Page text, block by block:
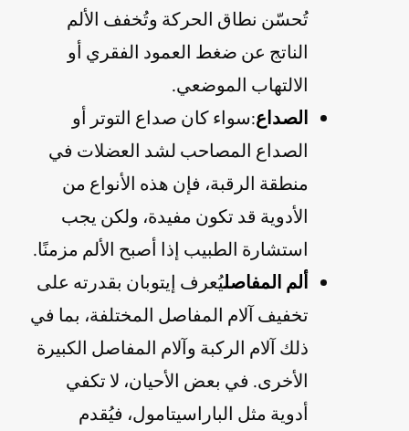
تُحسّن نطاق الحركة وتُخفف الألم
الناتج عن ضغط العمود الفقري أو
الالتهاب الموضعي.
الصداع:سواء كان صداع التوتر أو
الصداع المصاحب لشد العضلات في
منطقة الرقبة، فإن هذه الأنواع من
الأدوية قد تكون مفيدة، ولكن يجب
استشارة الطبيب إذا أصبح الألم مزمنًا.
ألم المفاصليُعرف إيتوبان بقدرته على
تخفيف آلام المفاصل المختلفة، بما في
ذلك آلام الركبة وآلام المفاصل الكبيرة
الأخرى. في بعض الأحيان، لا تكفي
أدوية مثل الباراسيتامول، فيُقدم